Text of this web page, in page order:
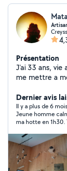
Présentation
J'ai 33 ans, vie
me mettre a
de services,
quelques
carrelages, et
sous traitance
plomberie,
disponible
toutes demande. Merci si vous avez lue
très vite.
Dernier avis
Il y a plus de 6
Jeune homme
ma hotte en
Matahi ??